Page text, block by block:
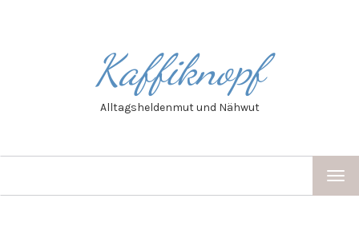
Kaffiknopf
Alltagsheldenmut und Nähwut